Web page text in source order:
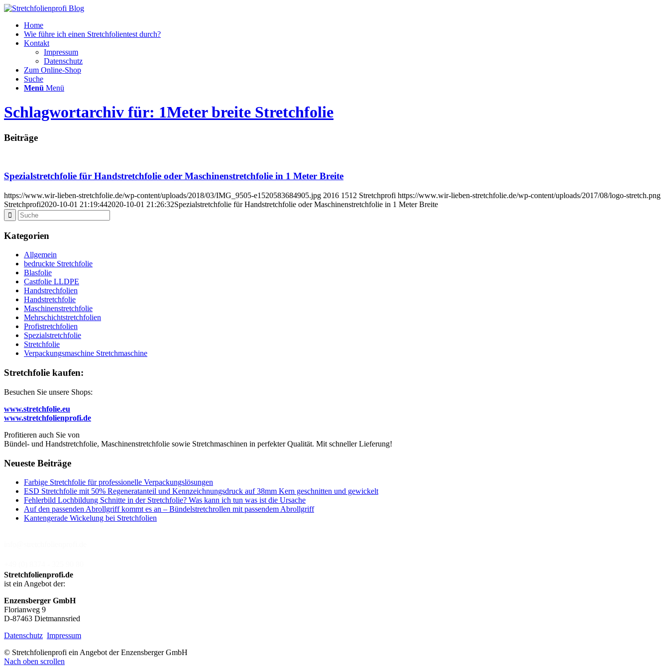
Home
Wie führe ich einen Stretchfolientest durch?
Kontakt
Impressum
Datenschutz
Zum Online-Shop
Suche
Menü Menü
Schlagwortarchiv für: 1Meter breite Stretchfolie
Beiträge
Spezialstretchfolie für Handstretchfolie oder Maschinenstretchfolie in 1 Meter Breite
https://www.wir-lieben-stretchfolie.de/wp-content/uploads/2018/03/IMG_9505-e1520583684905.jpg 2016 1512 Stretchprofi https://www.wir-lieben-stretchfolie.de/wp-content/uploads/2017/08/logo-stretch.png
Stretchprofi2020-10-01 21:19:442020-10-01 21:26:32Spezialstretchfolie für Handstretchfolie oder Maschinenstretchfolie in 1 Meter Breite
Kategorien
Allgemein
bedruckte Stretchfolie
Blasfolie
Castfolie LLDPE
Handstrechfolien
Handstretchfolie
Maschinenstretchfolie
Mehrschichtstretchfolien
Profistretchfolien
Spezialstretchfolie
Stretchfolie
Verpackungsmaschine Stretchmaschine
Stretchfolie kaufen:
Besuchen Sie unsere Shops:
www.stretchfolie.eu
www.stretchfolienprofi.de
Profitieren auch Sie von
Bündel- und Handstretchfolie, Maschinenstretchfolie sowie Stretchmaschinen in perfekter Qualität. Mit schneller Lieferung!
Neueste Beiträge
Farbige Stretchfolie für professionelle Verpackungslösungen
ESD Stretchfolie mit 50% Regeneratanteil und Kennzeichnungsdruck auf 38mm Kern geschnitten und gewickelt
Fehlerbild Lochbildung Schnitte in der Stretchfolie? Was kann ich tun was ist die Ursache
Auf den passenden Abrollgriff kommt es an – Bündelstretchrollen mit passendem Abrollgriff
Kantengerade Wickelung bei Stretchfolien
Stretchfolienprofi.de
ist ein Angebot der:
Enzensberger GmbH
Florianweg 9
D-87463 Dietmannsried
Datenschutz Impressum
© Stretchfolienprofi ein Angebot der Enzensberger GmbH
Nach oben scrollen